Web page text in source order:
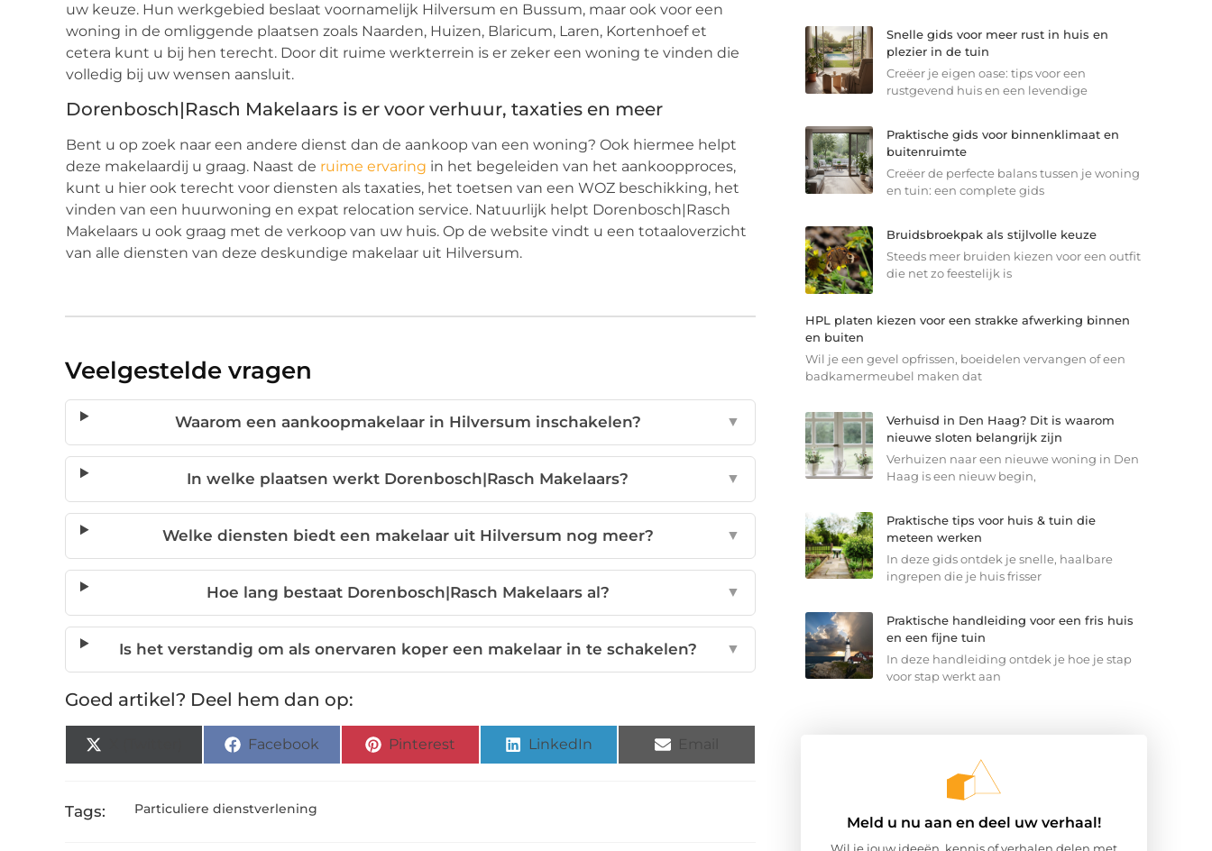
uw keuze. Hun werkgebied beslaat voornamelijk Hilversum en Bussum, maar ook voor een
woning in de omliggende plaatsen zoals Naarden, Huizen, Blaricum, Laren, Kortenhoef et
cetera kunt u bij hen terecht. Door dit ruime werkterrein is er zeker een woning te vinden die
volledig bij uw wensen aansluit.
Dorenbosch|Rasch Makelaars is er voor verhuur, taxaties en meer
Bent u op zoek naar een andere dienst dan de aankoop van een woning? Ook hiermee helpt
deze makelaardij u graag. Naast de ruime ervaring in het begeleiden van het aankoopproces,
kunt u hier ook terecht voor diensten als taxaties, het toetsen van een WOZ beschikking, het
vinden van een huurwoning en expat relocation service. Natuurlijk helpt Dorenbosch|Rasch
Makelaars u ook graag met de verkoop van uw huis. Op de website vindt u een totaaloverzicht
van alle diensten van deze deskundige makelaar uit Hilversum.
Veelgestelde vragen
Waarom een aankoopmakelaar in Hilversum inschakelen? ▼
In welke plaatsen werkt Dorenbosch|Rasch Makelaars? ▼
Welke diensten biedt een makelaar uit Hilversum nog meer? ▼
Hoe lang bestaat Dorenbosch|Rasch Makelaars al? ▼
Is het verstandig om als onervaren koper een makelaar in te schakelen? ▼
Goed artikel? Deel hem dan op:
Facebook Pinterest LinkedIn
Tags: Particuliere dienstverlening
Snelle gids voor meer rust in huis en
plezier in de tuin
Creëer je eigen oase: tips voor een
rustgevend huis en een levendige
Praktische gids voor binnenklimaat en
buitenruimte
Creëer de perfecte balans tussen je woning
en tuin: een complete gids
Bruidsbroekpak als stijlvolle keuze
Steeds meer bruiden kiezen voor een outfit
die net zo feestelijk is
HPL platen kiezen voor een strakke afwerking binnen
en buiten
Wil je een gevel opfrissen, boeidelen vervangen of een
badkamermeubel maken dat
Verhuisd in Den Haag? Dit is waarom
nieuwe sloten belangrijk zijn
Verhuizen naar een nieuwe woning in Den
Haag is een nieuw begin,
Praktische tips voor huis & tuin die
meteen werken
In deze gids ontdek je snelle, haalbare
ingrepen die je huis frisser
Praktische handleiding voor een fris huis
en een fijne tuin
In deze handleiding ontdek je hoe je stap
voor stap werkt aan
Meld u nu aan en deel uw verhaal!
Wil je jouw ideeën, kennis of verhalen delen met